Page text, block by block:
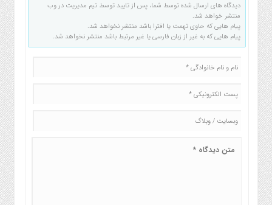
دیدگاه های ارسال شده توسط شما، پس از تایید توسط تیم مدیریت در وب
منتشر خواهد شد.
پیام هایی که حاوی تهمت یا افترا باشد منتشر نخواهد شد.
پیام هایی که به غیر از زبان فارسی یا غیر مرتبط باشد منتشر نخواهد شد.